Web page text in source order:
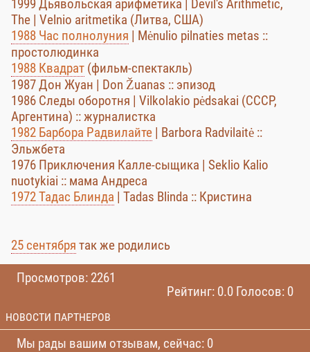
1999 Дьявольская арифметика | Devil's Arithmetic,
The | Velnio aritmetika (Литва, США)
1988 Час полнолуния | Mėnulio pilnaties metas ::
простолюдинка
1988 Квадрат (фильм-спектакль)
1987 Дон Жуан | Don Žuanas :: эпизод
1986 Следы оборотня | Vilkolakio pėdsakai (СССР,
Аргентина) :: журналистка
1982 Барбора Радвилайте | Barbora Radvilaitė ::
Эльжбета
1976 Приключения Калле-сыщика | Seklio Kalio
nuotykiai :: мама Андрeса
1972 Тадас Блинда | Tadas Blinda :: Кристина
25 сентября так же родились
Просмотров: 2261
Рейтинг: 0.0 Голосов: 0
НОВОСТИ ПАРТНЕРОВ
Мы рады вашим отзывам, сейчас: 0